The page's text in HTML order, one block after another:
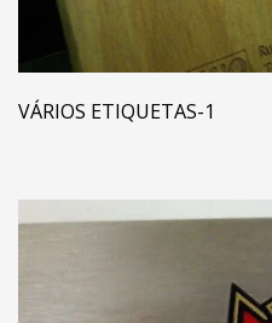
VÁRIOS ETIQUETAS-1